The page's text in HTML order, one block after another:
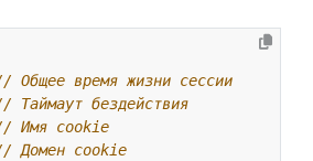
Общее время жизни сессии
Таймаут бездействия
Имя cookie
Домен cookie